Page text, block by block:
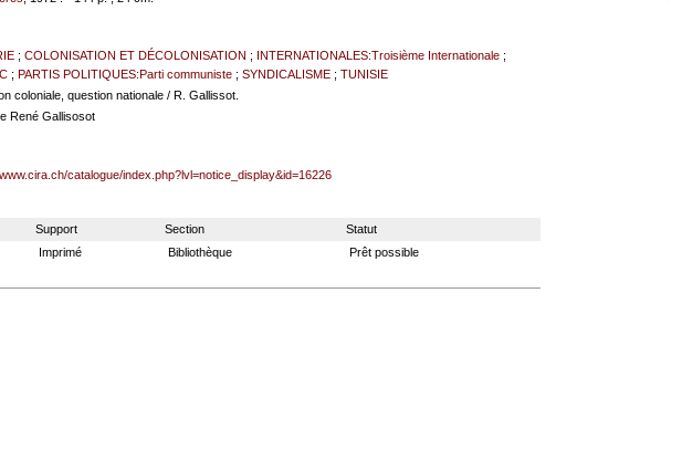
; COLONISATION ET DÉCOLONISATION ; INTERNATIONALES:Troisième Internationale;
; PARTIS POLITIQUES:Parti communiste; SYNDICALISME; TUNISIE
coloniale, question nationale / R. Gallissot.
René Gallisosot
catalogue/index.php?lvl=notice_display&id=16226
Support Section
Statut
Imprimé Bibliothèque Prêt possible